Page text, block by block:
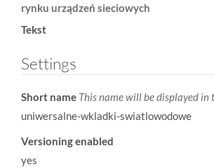
rynku urządzeń sieciowych
Tekst
Settings
Short name This name will be displayed in
uniwersalne-wkladki-swiatlowodowe
Versioning enabled
yes